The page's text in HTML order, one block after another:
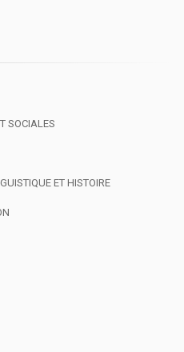
SOCIALES
ET HISTOIRE